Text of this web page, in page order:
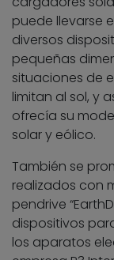
puede llevarse
diversos
pequeñas
situaciones de
limitan al sol, y
ofrecía su
solar y eólico.
También se
realizados con
pendrive
dispositivos
los aparatos